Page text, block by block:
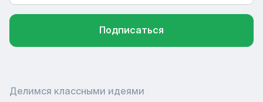
Подписаться
Делимся классными идеями